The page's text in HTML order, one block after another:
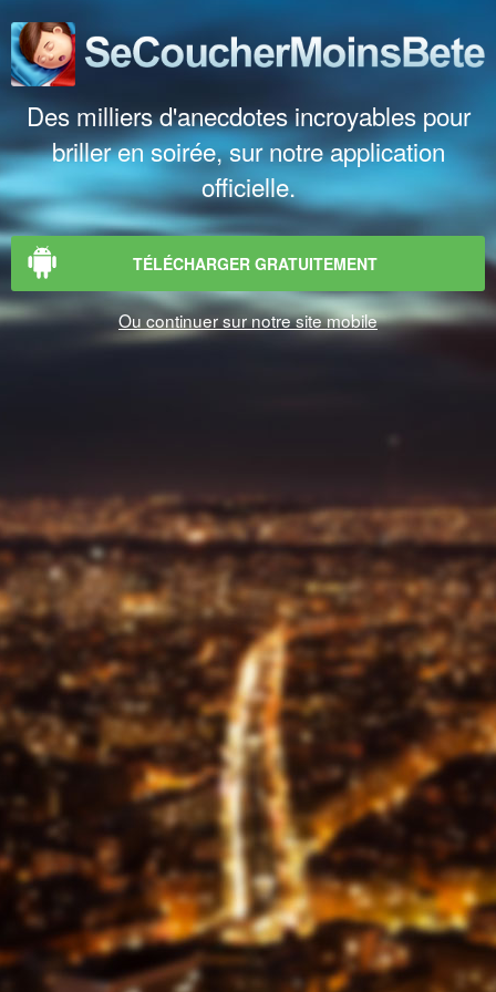
Des milliers d'anecdotes incroyables pour
briller en soirée, sur notre application
officielle.
TÉLÉCHARGER GRATUITEMENT
Ou continuer sur notre site mobile